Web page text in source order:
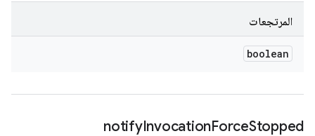
المرتجعات
boolean
notifyInvocationForceStopped